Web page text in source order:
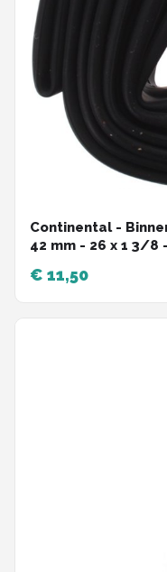
Continental -
42 mm - 26 x 1 3/8
€ 11,50